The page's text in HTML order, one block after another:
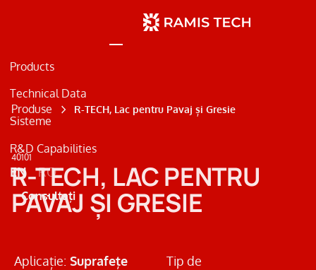
Products
Technical Data
Sisteme
Beton
Metal
Marcaje Rutiere
R&D Capabilities
EN RO
Consultați
Produse R-TECH, Lac pentru Pavaj și Gresie
40101
R-TECH, LAC PENTRU
PAVAJ ȘI GRESIE
Aplicație: Suprafețe
Tip de